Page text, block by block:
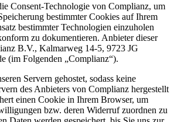
Consent-Technologie von Complianz, um
bestimmter Cookies auf Ihrem
bestimmter Technologien einzuholen
zu dokumentieren. Anbieter dieser
B.V., Kalmarweg 14-5, 9723 JG
(im Folgenden „Complianz“).
Servern gehostet, sodass keine
des Anbieters von Complianz hergestellt
einen Cookie in Ihrem Browser, um
bzw. deren Widerruf zuordnen zu